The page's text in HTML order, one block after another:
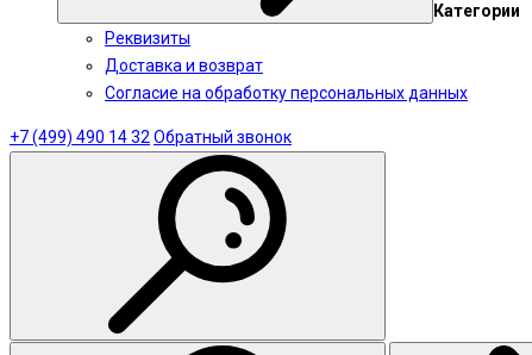
Категории
Реквизиты
Доставка и возврат
Согласие на обработку персональных данных
+7 (499) 490 14 32 Обратный звонок